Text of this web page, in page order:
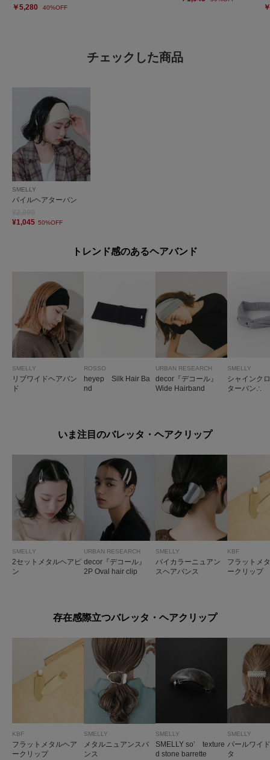
￥5,280 40%OFF
チェックした商品
SMELLY
パイルヘアターバン
¥1,045 50%OFF
トレンド感のあるヘアバンド
SMELLY
リブワイドヘアバン
ド
ROSSO
heyep Silk Hair Ba
nd
URBAN RESEARCH
decor『デコール』
Wide Hairband
SMELLY
シャインク
ターバン∴
いま注目のバレッタ・ヘアクリップ
SMELLY
2セットメタルヘアピ
ン
URBAN RESEARCH
decor『デコール』
2P Oval hair clip
SMELLY
バイカラーニュアン
スヘアバンス
KBF
フラットメ
ークリップ
存在感際立つバレッタ・ヘアクリップ
KBF
フラットメタルヘア
ークリップ
SMELLY
メタルニュアンスバ
ンス
SMELLY
SMELLY so’ texture
d stone barrette
SMELLY
パールワイ
タ